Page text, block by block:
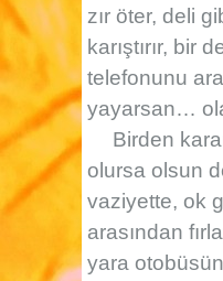
zır öter, deli
karıştırır, bir
telefonunu
yayarsan…
Birden
olursa olsun
vaziyette, ok
arasından
yara